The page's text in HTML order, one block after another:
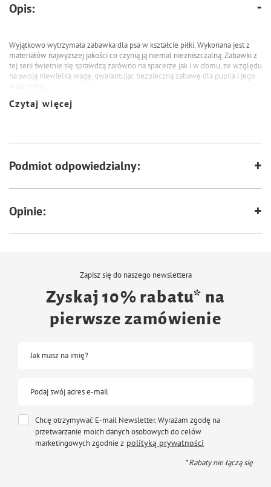
Opis:
Wyjątkowo wytrzymała zabawka dla psa w kształcie piłki.Wykonana jest z
materiałów najwyższej jakości co czynią ją niemal niezniszczalną.Zabawki z
tej serii świetnie się sprawdzą zarówno na spacerze jak i w domu, ze względu
na swoją niewielką wagę, gwarantując bezpieczną zabawę dla pupila i jego
właściciela.
Dodatkowo wyposażona jest w gumowe wypustki, które masują dziąsła i
pupilem przez długi czas.
Czytaj więcej
Podmiot odpowiedzialny:
Opinie:
Zapisz się do naszego newslettera
Zyskaj 10% rabatu* na
pierwsze zamówienie
Jak masz na imię?
Podaj swój adres e-mail
Chcę otrzymywać E-mail Newsletter. Wyrażam zgodę na
przetwarzanie moich danych osobowych do celów
marketingowych zgodnie z polityką prywatności
* Rabaty nie łączą się